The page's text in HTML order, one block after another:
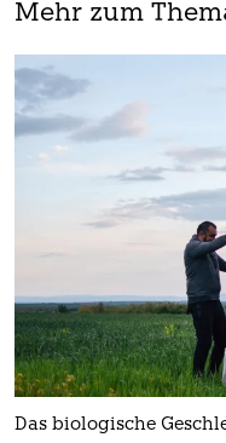
Mehr zum
Das biologische